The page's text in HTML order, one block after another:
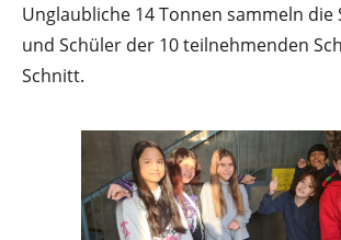
Unglaubliche 14 Tonnen sammeln die
und Schüler der 10 teilnehmenden
Schnitt.